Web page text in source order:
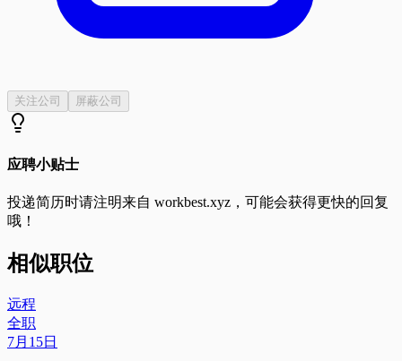
关注公司 屏蔽公司
应聘小贴士
投递简历时请注明来自 workbest.xyz ，可能会获得更快的回复
哦！
相似职位
远程
全职
7月15日